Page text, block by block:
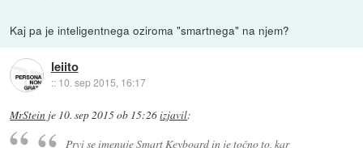
Kaj pa je inteligentnega oziroma "smartnega" na njem?
leiito
:: 10. sep 2015, 16:17
MrStein je 10. sep 2015 ob 15:26izjavil:
Prvi se imenuje Smart Keyboard in je točno to, kar